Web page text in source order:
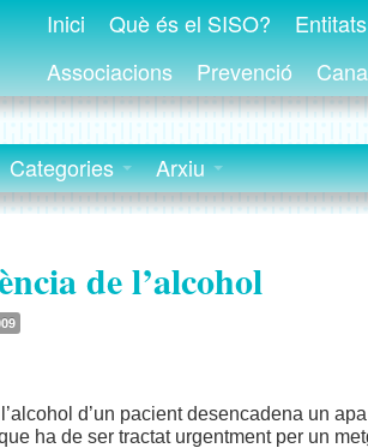
Inici Què és el SISO?
Associacions
Prevenció
Categories Arxiu
de l’alcohol
d’un pacient desencadena un
ha de ser tractat urgentment per un